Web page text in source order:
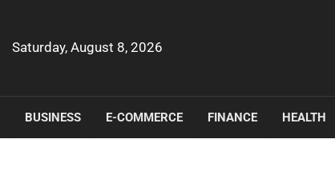
content
Saturday, August 8, 2026
BUSINESS E-COMMERCE FINANCE HEALTH